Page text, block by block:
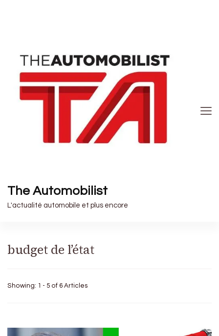
The Automobilist
L'actualité automobile et plus encore
budget de l’état
Showing: 1 - 5 of 6 Articles